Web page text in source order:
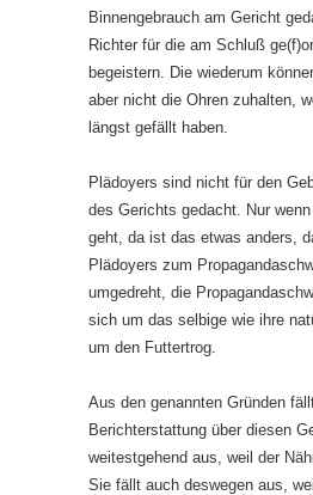
Binnengebrauch am Gericht
Richter für die am Schluß
begeistern. Die wiederum
aber nicht die Ohren zuhalten,
längst gefällt haben.
Plädoyers sind nicht für den
des Gerichts gedacht. Nur
geht, da ist das etwas anders,
Plädoyers zum
umgedreht, die
sich um das selbige wie ihre
um den Futtertrog.
Aus den genannten Gründen
Berichterstattung über diesen
weitestgehend aus, weil der
Sie fällt auch deswegen aus,